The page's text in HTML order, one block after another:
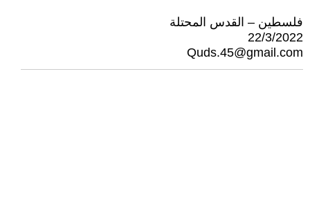
فلسطين – القدس المحتلة
22/3/2022
Quds.45@gmail.com